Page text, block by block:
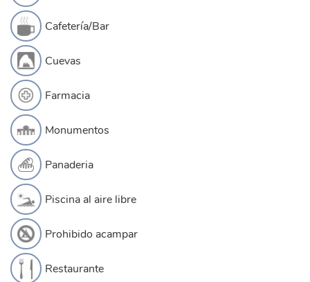
Cafetería/Bar
Cuevas
Farmacia
Monumentos
Panaderia
Piscina al aire libre
Prohibido acampar
Restaurante